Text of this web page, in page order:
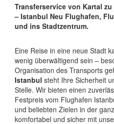
Transferservice von Kartal
– Istanbul Neu Flughafen,
und ins Stadtzentrum.
Eine Reise in eine neue Stadt
wenig überwältigend sein –
Organisation des Transports
Istanbul steht Ihre Sicherheit
Stelle. Wir bieten einen
Festpreis vom Flughafen
und beliebten Zielen in der
komfortabel und sicher mit